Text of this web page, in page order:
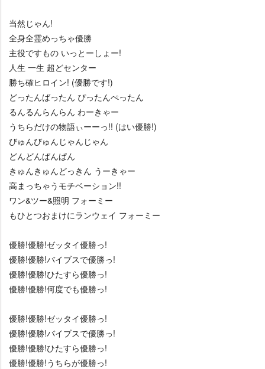
当然じゃん!
全身全霊めっちゃ優勝
主役ですもの いっとーしょー!
人生 一生 超どセンター
勝ち確ヒロイン! (優勝です!)
どったんばったん ぴったんぺったん
るんるんらんらん わーきゃー
うちらだけの物語ぃーーっ!! (はい優勝!)
びゅんびゅんじゃんじゃん
どんどんぱんぱん
きゅんきゅんどっきん うーきゃー
高まっちゃうモチベーション!!
ワン&ツー&照明 フォーミー
もひとつおまけにランウェイ フォーミー
優勝!優勝!ゼッタイ優勝っ!
優勝!優勝!バイブスで優勝っ!
優勝!優勝!ひたすら優勝っ!
優勝!優勝!何度でも優勝っ!
優勝!優勝!ゼッタイ優勝っ!
優勝!優勝!バイブスで優勝っ!
優勝!優勝!ひたすら優勝っ!
優勝!優勝!うちらが優勝っ!